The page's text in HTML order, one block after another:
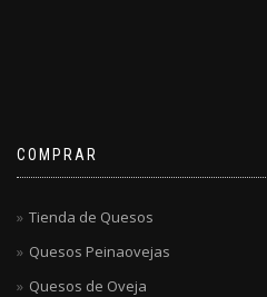
COMPRAR
Tienda de Quesos
Quesos Peinaovejas
Quesos de Oveja